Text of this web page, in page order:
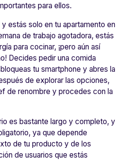
para ellos.
estás solo en tu apartamento en
de trabajo agotadora, estás
para cocinar, ¡pero aún así
Decides pedir una comida
tu smartphone y abres la
de explorar las opciones,
de renombre y procedes con la
es bastante largo y completo, y
ya que depende
de tu producto y de los
de usuarios que estás